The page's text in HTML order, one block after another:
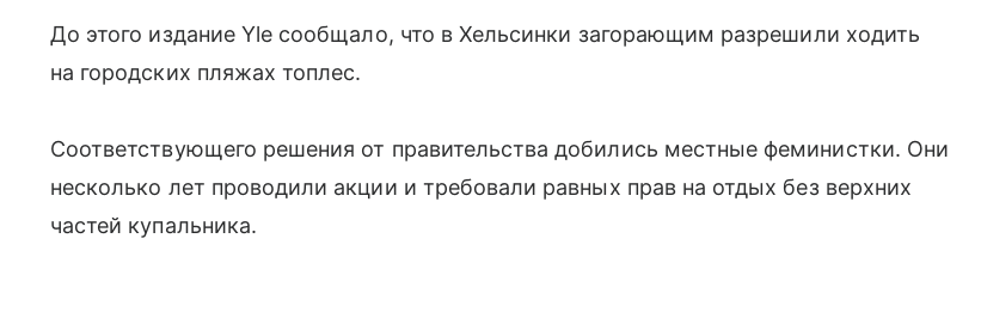
До этого издание Yle сообщало, что в Хельсинки загорающим разрешили ходить
на городских пляжах топлес.
Соответствующего решения от правительства добились местные феминистки. Они
несколько лет проводили акции и требовали равных прав на отдых без верхних
частей купальника.